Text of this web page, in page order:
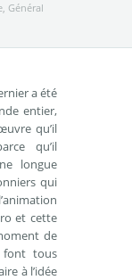
, Général
a été
entier,
qu’il
qu’il
longue
qui
et cette
de
font tous
à l’idée